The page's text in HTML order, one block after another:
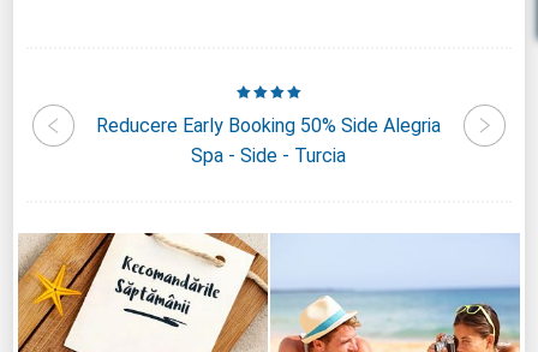
Reducere Early Booking 50% Side Alegria
Spa - Side - Turcia